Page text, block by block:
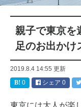
親子で東京を
足のお出かけ
2019.8.4 14:55 更新
0
シェア 0
東京には大人が楽